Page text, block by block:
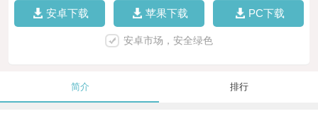
安卓下载 苹果下载 PC下载
安卓市场，安全绿色
简介 排行